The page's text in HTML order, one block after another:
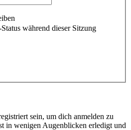
während dieser Sitzung
sein, um dich anmelden zu
in wenigen Augenblicken erledigt und